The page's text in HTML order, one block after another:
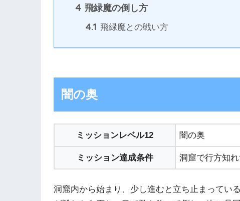
4 飛緑魔の倒し方
4.1 飛緑魔との戦い方
闇の奥
ミッションレベル12 闇の奥
ミッション達成条件 洞窟で行方知
洞窟内から始まり、少し進むと立ち止まってい